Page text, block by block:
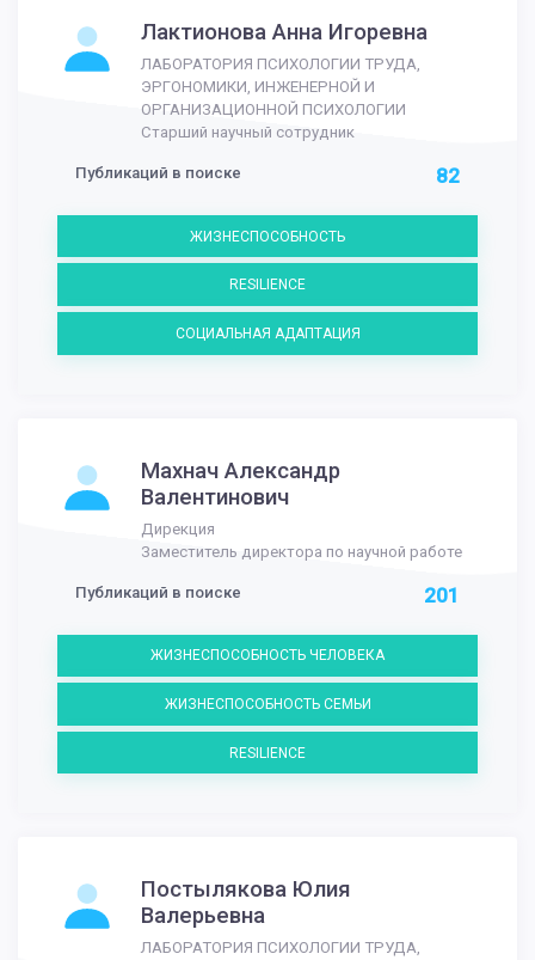
Лактионова Анна Игоревна
ЛАБОРАТОРИЯ ПСИХОЛОГИИ ТРУДА,
ЭРГОНОМИКИ, ИНЖЕНЕРНОЙ И
ОРГАНИЗАЦИОННОЙ ПСИХОЛОГИИ
Старший научный сотрудник
Публикаций в поиске 82
ЖИЗНЕСПОСОБНОСТЬ
RESILIENCE
СОЦИАЛЬНАЯ АДАПТАЦИЯ
Махнач Александр
Валентинович
Дирекция
Заместитель директора по научной работе
Публикаций в поиске 201
ЖИЗНЕСПОСОБНОСТЬ ЧЕЛОВЕКА
ЖИЗНЕСПОСОБНОСТЬ СЕМЬИ
RESILIENCE
Постылякова Юлия
Валерьевна
ЛАБОРАТОРИЯ ПСИХОЛОГИИ ТРУДА,